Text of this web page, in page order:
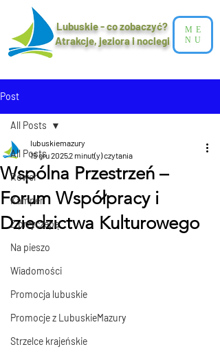
Lubuskie - co zobaczyć?
Atrakcje, jeziora i noclegi​
ME
NU
Post
All Posts
Rower
Kamper
Z przyczepą
Na pieszo
Wiadomości
Promocja lubuskie
Promocje z LubuskieMazury
Strzelce krajeńskie
All Posts
Wspólna Przestrzeń –
Forum Współpracy i
Dziedzictwa Kulturowego
lubuskiemazury
15 gru 20252 minut(y) czytania